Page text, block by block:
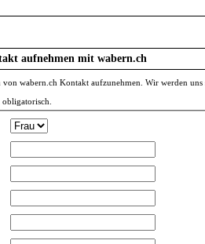
aufnehmen mit wabern.ch
von wabern.ch Kontakt aufzunehmen. Wir werden